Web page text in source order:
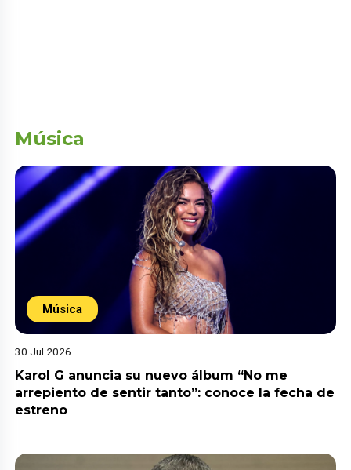
Música
Música
30 Jul 2026
Karol G anuncia su nuevo álbum “No me
arrepiento de sentir tanto”: conoce la fecha de
estreno